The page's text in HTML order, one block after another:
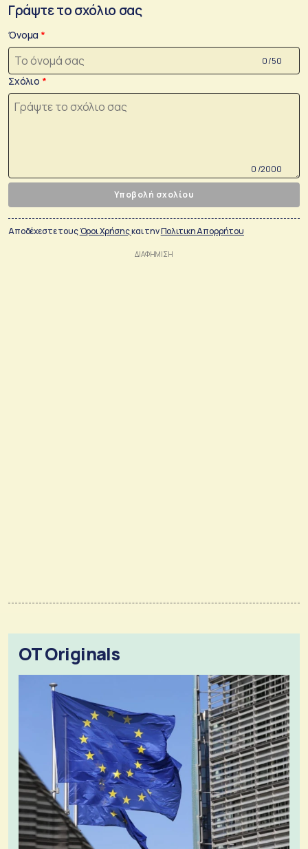
Γράψτε το σχόλιο σας
Όνομα
0 /50
Σχόλιο
0 /2000
Υποβολή σχολίου
Αποδέχεστε τουςΌροι Χρήσηςκαι τηνΠολιτικη Απορρήτου
OT Originals